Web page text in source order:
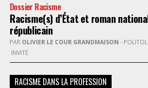
Dossier Racisme
Racisme(s) d’État et roman
républicain
PAR OLIVIER LE COUR GRANDMAISON
INVITÉ
RACISME DANS LA PROFESSION